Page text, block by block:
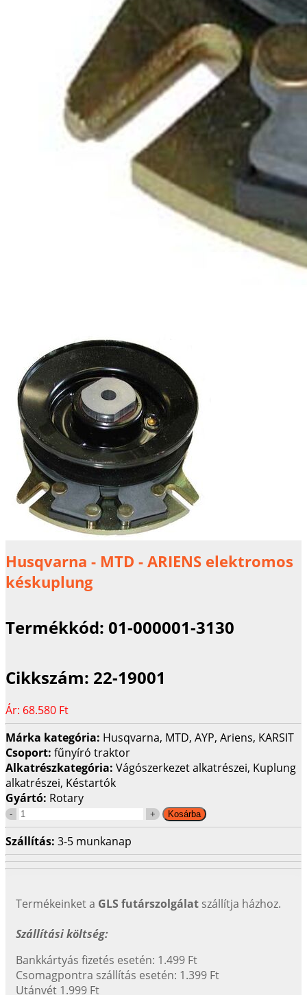
Husqvarna - MTD - ARIENS elektromos
késkuplung
Termékkód: 01-000001-3130
Cikkszám: 22-19001
Ár: 68.580 Ft
Márka kategória: Husqvarna, MTD, AYP, Ariens, KARSIT
Csoport: fűnyíró traktor
Alkatrészkategória: Vágószerkezet alkatrészei, Kuplung
alkatrészei, Késtartók
Gyártó: Rotary
Szállítás: 3-5 munkanap
Termékeinket a GLS futárszolgálat szállítja házhoz.
Szállítási költség:
Bankkártyás fizetés esetén: 1.499 Ft
Csomagpontra szállítás esetén: 1.399 Ft
Utánvét 1.999 Ft